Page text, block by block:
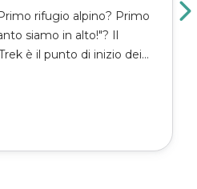
rifugio alpino? Primo
siamo in alto!"? Il
è il punto di inizio dei
tappe escursionistiche
di grandi panorami.
e accendere un amore